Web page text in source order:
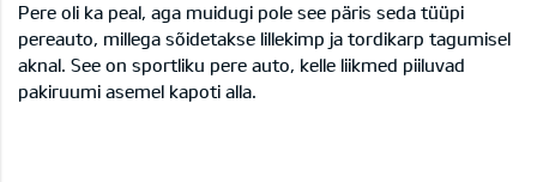
Pere oli ka peal, aga muidugi pole see päris seda tüüpi
pereauto, millega sõidetakse lillekimp ja tordikarp tagumisel
aknal. See on sportliku pere auto, kelle liikmed piiluvad
pakiruumi asemel kapoti alla.